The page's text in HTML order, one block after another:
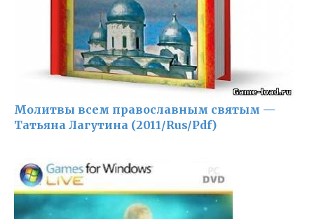
Молитвы всем православным святым —
Татьяна Лагутина (2011/Rus/Pdf)